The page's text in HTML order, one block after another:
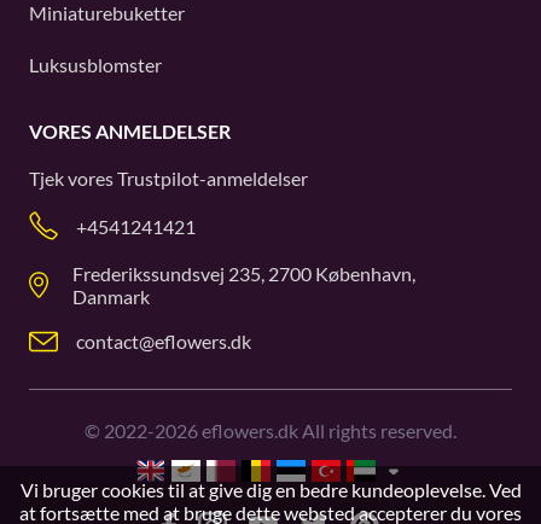
Miniaturebuketter
Luksusblomster
VORES ANMELDELSER
Tjek voresTrustpilot-anmeldelser
+4541241421
Frederikssundsvej 235, 2700 København,
Danmark
contact@eflowers.dk
© 2022-2026eflowers.dk All rights reserved.
Vi bruger cookies til at give dig en bedre kundeoplevelse. Ved
at fortsætte med at bruge dette websted accepterer du vores